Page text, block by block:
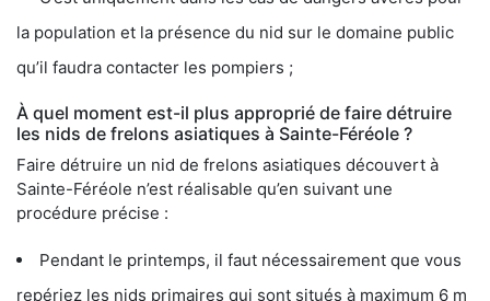
la population et la présence du nid sur le domaine public
qu’il faudra contacter les pompiers ;
À quel moment est-il plus approprié de faire détruire
les nids de frelons asiatiques à Sainte-Féréole ?
Faire détruire un nid de frelons asiatiques découvert à
Sainte-Féréole n’est réalisable qu’en suivant une
procédure précise :
Pendant le printemps, il faut nécessairement que vous
repériez les nids primaires qui sont situés à maximum 6 m